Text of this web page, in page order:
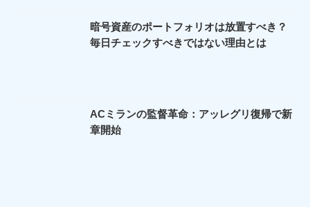
暗号資産のポートフォリオは放置すべき？
毎日チェックすべきではない理由とは
ACミランの監督革命：アッレグリ復帰で新
章開始